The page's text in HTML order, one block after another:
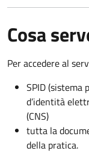
Cosa
Per accedere al
SPID (sistema
d’identità
(CNS)
tutta la
della pratica.